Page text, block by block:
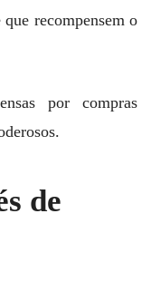
recompensem o
por compras
de